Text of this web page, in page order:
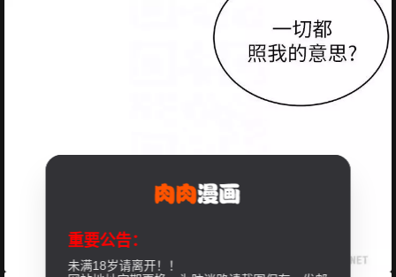
重要公告：
未满18岁请离开！！